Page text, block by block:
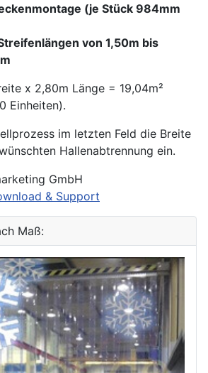
Maß:
(je Stück 984mm
von 1,50m bis
x 2,80m Länge = 19,04m²
Einheiten).
im letzten Feld die Breite
Hallenabtrennung ein.
GmbH
& Support